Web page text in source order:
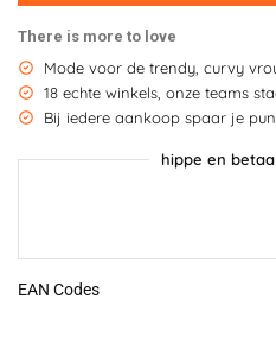
There is more to love
Mode voor de trendy, curvy
18 echte winkels, onze teams
Bij iedere aankoop spaar je
hippe en
EAN Codes